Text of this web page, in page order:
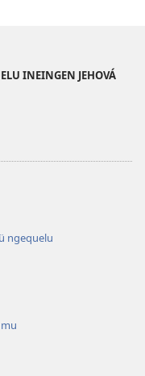
INEINGEN JEHOVÁ
ngequelu